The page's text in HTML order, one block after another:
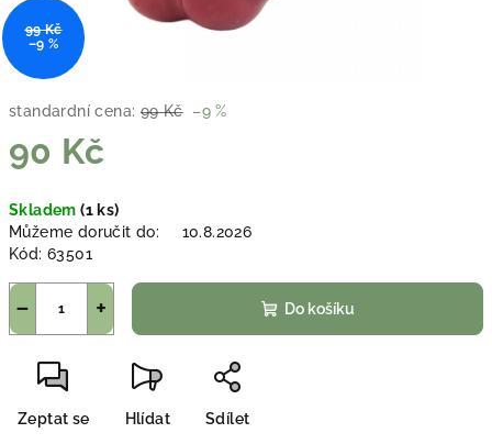
standardní cena: 99 Kč –9 %
90 Kč
cena:
Skladem(1 ks)
Můžeme doručit do:
10.8.2026
Kód: 63501
+
− Do košíku
Zeptat se Hlídat Sdílet
99 Kč
–9 %